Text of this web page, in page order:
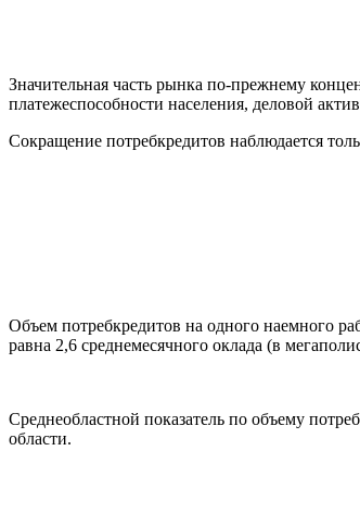
Значительная часть рынка по-прежнему
платежеспособности населения, деловой
Сокращение потребкредитов наблюдается
Объем потребкредитов на одного наемного
равна 2,6 среднемесячного оклада (в
Среднеобластной показатель по объему
области.